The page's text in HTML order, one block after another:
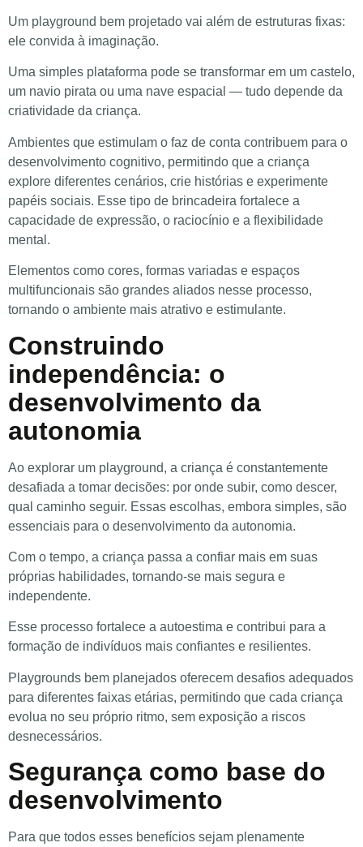
Um playground bem projetado vai além de estruturas fixas:
ele convida à imaginação.
Uma simples plataforma pode se transformar em um castelo,
um navio pirata ou uma nave espacial — tudo depende da
criatividade da criança.
Ambientes que estimulam o faz de conta contribuem para o
desenvolvimento cognitivo, permitindo que a criança
explore diferentes cenários, crie histórias e experimente
papéis sociais. Esse tipo de brincadeira fortalece a
capacidade de expressão, o raciocínio e a flexibilidade
mental.
Elementos como cores, formas variadas e espaços
multifuncionais são grandes aliados nesse processo,
tornando o ambiente mais atrativo e estimulante.
Construindo
independência: o
desenvolvimento da
autonomia
Ao explorar um playground, a criança é constantemente
desafiada a tomar decisões: por onde subir, como descer,
qual caminho seguir. Essas escolhas, embora simples, são
essenciais para o desenvolvimento da autonomia.
Com o tempo, a criança passa a confiar mais em suas
próprias habilidades, tornando-se mais segura e
independente.
Esse processo fortalece a autoestima e contribui para a
formação de indivíduos mais confiantes e resilientes.
Playgrounds bem planejados oferecem desafios adequados
para diferentes faixas etárias, permitindo que cada criança
evolua no seu próprio ritmo, sem exposição a riscos
desnecessários.
Segurança como base do
desenvolvimento
Para que todos esses benefícios sejam plenamente